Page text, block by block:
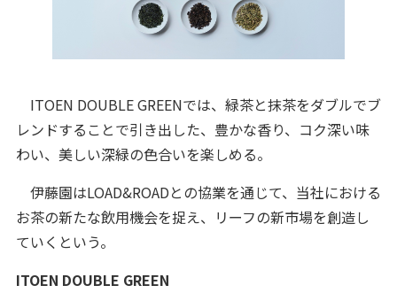
ITOEN DOUBLE GREENでは、緑茶と抹茶をダブルでブ
レンドすることで引き出した、豊かな香り、コク深い味
わい、美しい深緑の色合いを楽しめる。
伊藤園はLOAD&ROADとの協業を通じて、当社における
お茶の新たな飲用機会を捉え、リーフの新市場を創造し
ていくという。
ITOEN DOUBLE GREEN